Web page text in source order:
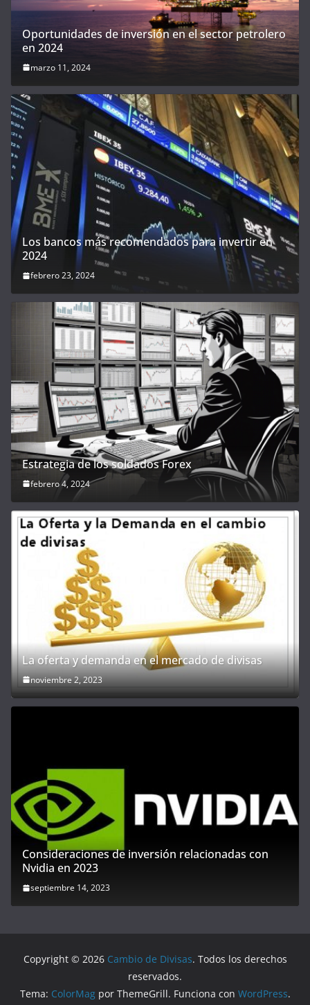
Oportunidades de inversión en el sector petrolero
en 2024
marzo 11, 2024
Los bancos más recomendados para invertir en
2024
febrero 23, 2024
Estrategia de los soldados Forex
febrero 4, 2024
La oferta y demanda en el mercado de divisas
noviembre 2, 2023
Consideraciones de inversión relacionadas con
Nvidia en 2023
septiembre 14, 2023
Copyright © 2026 Cambio de Divisas. Todos los derechos
reservados.
Tema: ColorMagpor ThemeGrill. Funciona con WordPress.